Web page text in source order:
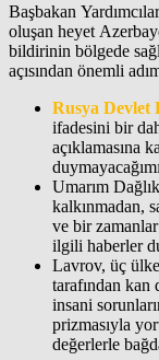
Başbakan
oluşan heyet
bildirinin bölgede
açısından önemli
Rusya Devlet
ifadesini bir
açıklamasına
Umarım
kalkınmadan,
ve bir
ilgili haberler
Lavrov, üç
tarafından kan
insani
prizmasıyla
değerlerle